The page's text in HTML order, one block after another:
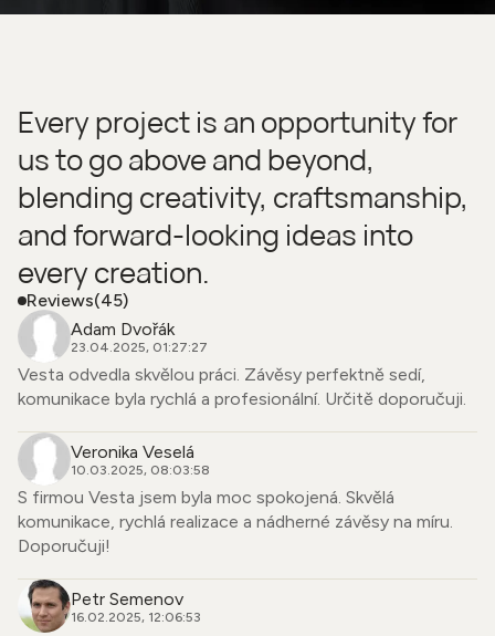
Every project is an opportunity for
us to go above and beyond,
blending creativity, craftsmanship,
and forward-looking ideas into
every creation.
Reviews(45)
Adam Dvořák
23.04.2025, 01:27:27
Vesta odvedla skvělou práci. Závěsy perfektně sedí,
komunikace byla rychlá a profesionální. Určitě doporučuji.
Veronika Veselá
10.03.2025, 08:03:58
S firmou Vesta jsem byla moc spokojená. Skvělá
komunikace, rychlá realizace a nádherné závěsy na míru.
Doporučuji!
Petr Semenov
16.02.2025, 12:06:53